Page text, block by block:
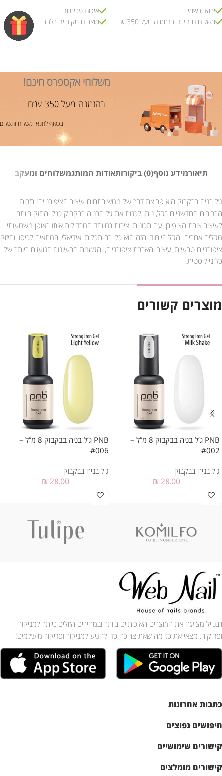
יבואן רשמי
משלוחים חינם בהזמנה מעל 350 ₪
איכות פרימיום
מוצרים מקוריים בלבד
משלוחי אקספרס חינם!
בהזמנה מעל 350 ש”ח
בכפוף לתנאי משלוח ותשלום
תיאורמידע נוסף(0) ביקורות אודות המותגמשלוחים ומעקב
ג’ל בניה בבקבוק הוא פריצת דרך של ממש בתחום עיצוב הציפורניים! בזכות
הרכיבים החדשניים בג’ל, ניתן לכנות את ג’ל הבניה בבקבוק ככלי החזק ביותר
לעיצוב צורת הציפורן, עם תכונות יציבות במיוחד המבדילות אותו באופן משמעותי
מג’לים אחרים. הג’ל הייחודי הזה הוא כלי רב-תכליתי אידיאלי, המתאים לכיסוי וחיזוק
ציפורניים טבעיות, עיצוב והארכת ציפורניים, והגשמת הרעיונות הנועזים ביותר של
כל נייליסטית.
מוצרים קשורים
PNB ג’ל בניה בבקבוק 8 מ”ל –
#002
ג'ל בניה בבקבוק
₪ 28.00
PNB ג’ל בניה בבקבוק 8 מ”ל –
#006
ג'ל בניה בבקבוק
₪ 28.00
וובנייל מציעה את המוצרים האיכותיים ביותר ובמחירים הזולים ביותר למניקור
ופדיקור. מצאי את כל מה שאת צריכה כדי להגיע למניקור ופדיקור מושלמים!
כתבות אחרונות
חיפושים נפוצים
קישורים שימושיים
קישורים מומלצים